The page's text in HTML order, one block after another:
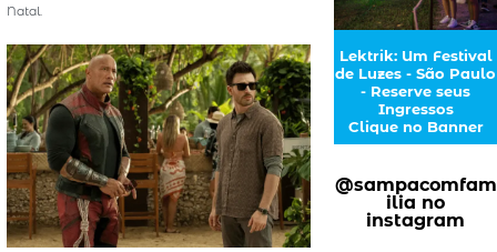
Natal.
Lektrik: Um Festival
de Luzes - São Paulo
- Reserve seus
Ingressos
Clique no Banner
@sampacomfam
ilia no
instagram